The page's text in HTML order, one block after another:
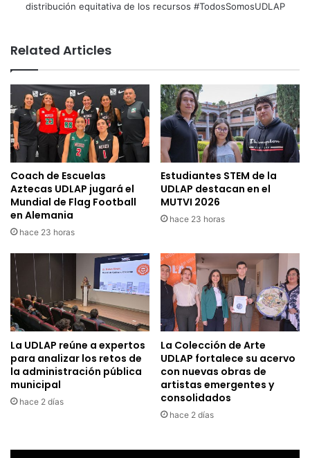
distribución equitativa de los recursos #TodosSomosUDLAP
Related Articles
Coach de Escuelas
Aztecas UDLAP jugará el
Mundial de Flag Football
en Alemania
hace 23 horas
Estudiantes STEM de la
UDLAP destacan en el
MUTVI 2026
hace 23 horas
La UDLAP reúne a expertos
para analizar los retos de
la administración pública
municipal
hace 2 días
La Colección de Arte
UDLAP fortalece su acervo
con nuevas obras de
artistas emergentes y
consolidados
hace 2 días